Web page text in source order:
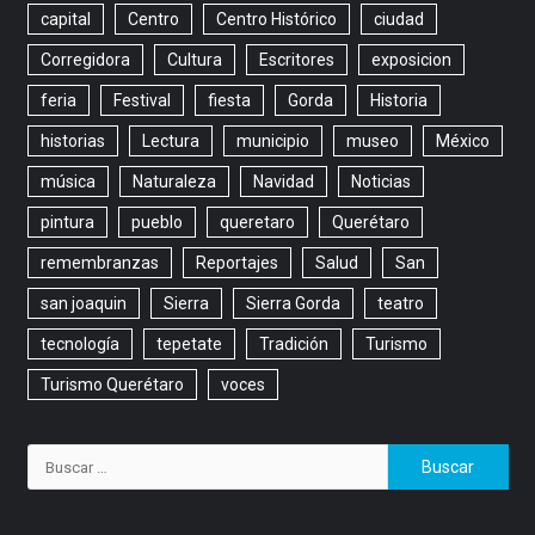
capital Centro Centro Histórico ciudad
Corregidora Cultura Escritores exposicion
feria Festival fiesta Gorda Historia
historias Lectura municipio museo México
música Naturaleza Navidad Noticias
pintura pueblo queretaro Querétaro
remembranzas Reportajes Salud San
san joaquin Sierra Sierra Gorda teatro
tecnología tepetate Tradición Turismo
Turismo Querétaro voces